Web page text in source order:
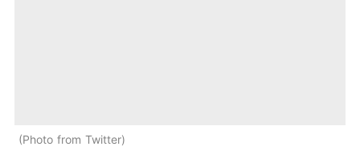
Photo from Twitter